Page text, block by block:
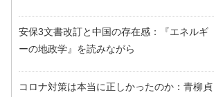
安保3文書改訂と中国の存在感：『エネルギ
ーの地政学』を読みながら
コロナ対策は本当に正しかったのか：青柳貞